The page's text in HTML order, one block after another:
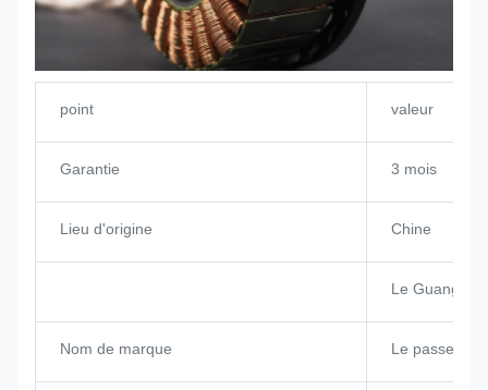
point valeur
Garantie 3 mois
Lieu d'origine Chine
Le
Nom de marque Le passe-